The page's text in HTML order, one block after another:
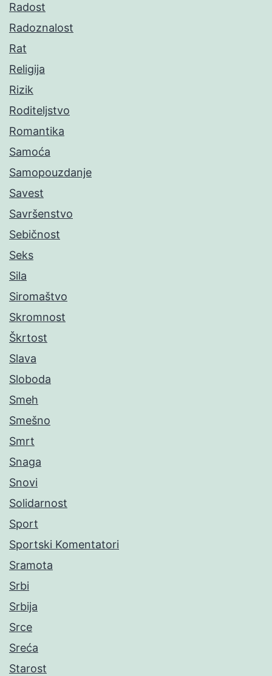
Radost
Radoznalost
Rat
Religija
Rizik
Roditeljstvo
Romantika
Samoća
Samopouzdanje
Savest
Savršenstvo
Sebičnost
Seks
Sila
Siromaštvo
Skromnost
Škrtost
Slava
Sloboda
Smeh
Smešno
Smrt
Snaga
Snovi
Solidarnost
Sport
Sportski Komentatori
Sramota
Srbi
Srbija
Srce
Sreća
Starost